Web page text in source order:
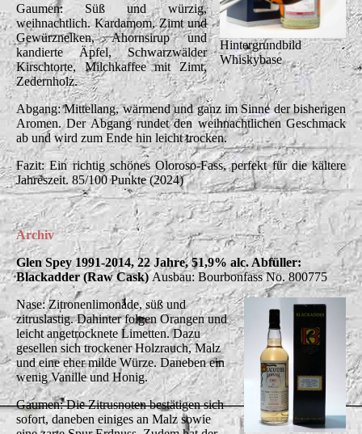
Hintergrundbild
Whiskybase
Gaumen: Süß und würzig,
weihnachtlich. Kardamom, Zimt und
Gewürznelken, Ahornsirup und
kandierte Äpfel, Schwarzwälder
Kirschtorte, Milchkaffee mit Zimt,
Zedernholz.
Abgang: Mittellang, wärmend und ganz im Sinne der bisherigen
Aromen. Der Abgang rundet den weihnachtlichen Geschmack
ab und wird zum Ende hin leicht trocken.
Fazit: Ein richtig schönes Oloroso-Fass, perfekt für die kältere
Jahreszeit. 85/100 Punkte (2024)
Archiv
Glen Spey 1991-2014, 22 Jahre, 51,9% alc. Abfüller:
Blackadder (Raw Cask)Ausbau: Bourbonfass No. 800775
Nase: Zitronenlimonade, süß und
zitruslastig. Dahinter folgen Orangen und
leicht angetrocknete Limetten. Dazu
gesellen sich trockener Holzrauch, Malz
und eine eher milde Würze. Daneben ein
wenig Vanille und Honig.
Gaumen: Die Zitrusnoten bestätigen sich
sofort, daneben einiges an Malz sowie